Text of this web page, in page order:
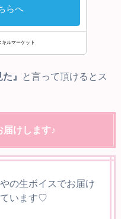
』
と言って頂けるとス
届けします♪
の生ボイスでお届け
います♡